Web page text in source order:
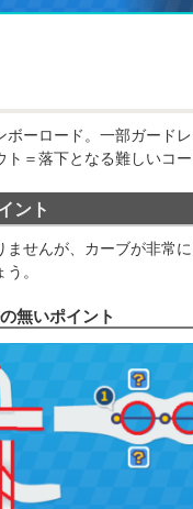
ボーロード。一部ガード
＝落下となる難しいコー
ント
ませんが、カーブが非常
。
無いポイント